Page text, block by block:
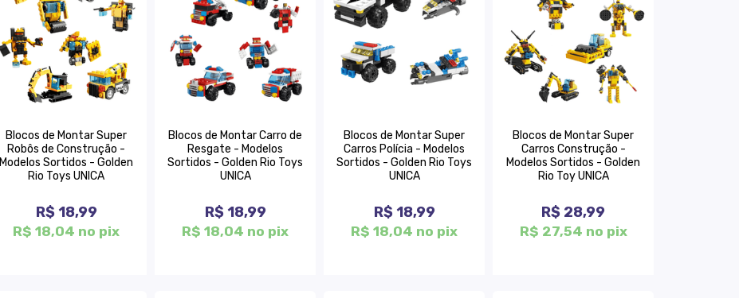
Blocos de Montar Super
Robôs de Construção -
Modelos Sortidos - Golden
Rio Toys UNICA
R$ 18,99
R$ 18,04 no pix
Blocos de Montar Carro de
Resgate - Modelos
Sortidos - Golden Rio Toys
UNICA
R$ 18,99
R$ 18,04 no pix
Blocos de Montar Super
Carros Polícia - Modelos
Sortidos - Golden Rio Toys
UNICA
R$ 18,99
R$ 18,04 no pix
Blocos de Montar Super
Carros Construção -
Modelos Sortidos - Golden
Rio Toy UNICA
R$ 28,99
R$ 27,54 no pix